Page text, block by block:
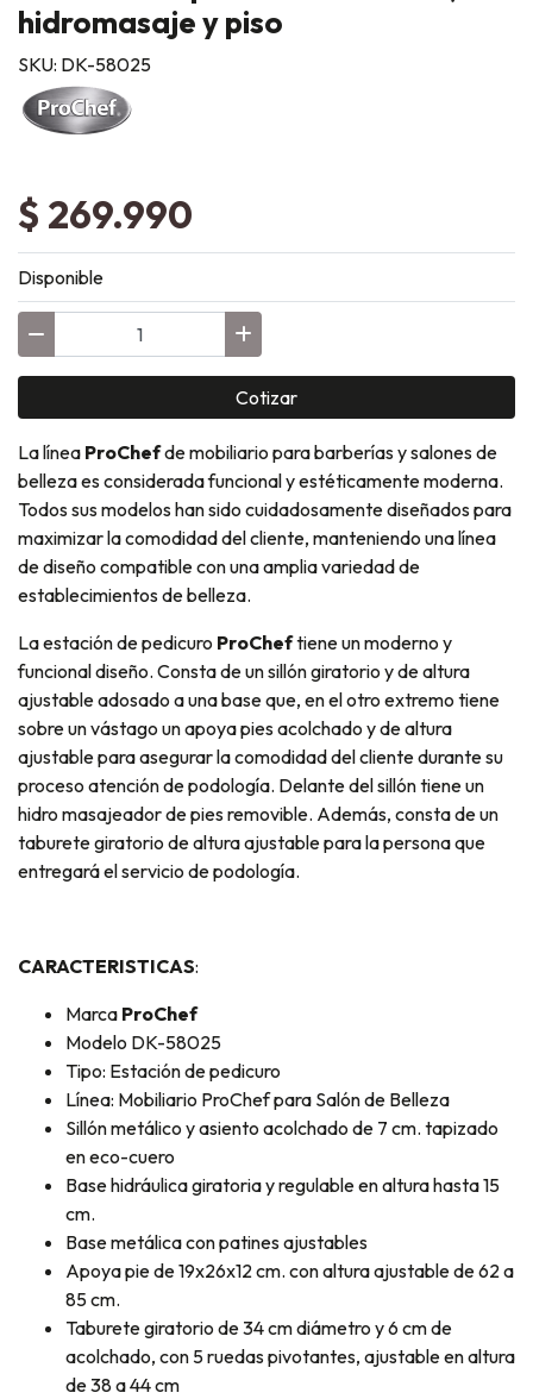
hidromasaje y piso
SKU: DK-58025
$ 269.990
Disponible
Cotizar
La línea ProChefde mobiliario para barberías y salones de
belleza es considerada funcional y estéticamente moderna.
Todos sus modelos han sido cuidadosamente diseñados para
maximizar la comodidad del cliente, manteniendo una línea
de diseño compatible con una amplia variedad de
establecimientos de belleza.
La estación de pedicuro ProCheftiene un moderno y
funcional diseño. Consta de un sillón giratorio y de altura
ajustable adosado a una base que, en el otro extremo tiene
sobre un vástago un apoya pies acolchado y de altura
ajustable para asegurar la comodidad del cliente durante su
proceso atención de podología. Delante del sillón tiene un
hidro masajeador de pies removible. Además, consta de un
taburete giratorio de altura ajustable para la persona que
entregará el servicio de podología.
CARACTERISTICAS:
Marca ProChef
Modelo DK-58025
Tipo: Estación de pedicuro
Línea: Mobiliario ProChef para Salón de Belleza
Sillón metálico y asiento acolchado de 7 cm. tapizado
en eco-cuero
Base hidráulica giratoria y regulable en altura hasta 15
cm.
Base metálica con patines ajustables
Apoya pie de 19x26x12 cm. con altura ajustable de 62 a
85 cm.
Taburete giratorio de 34 cm diámetro y 6 cm de
acolchado, con 5 ruedas pivotantes, ajustable en altura
de 38 a 44 cm